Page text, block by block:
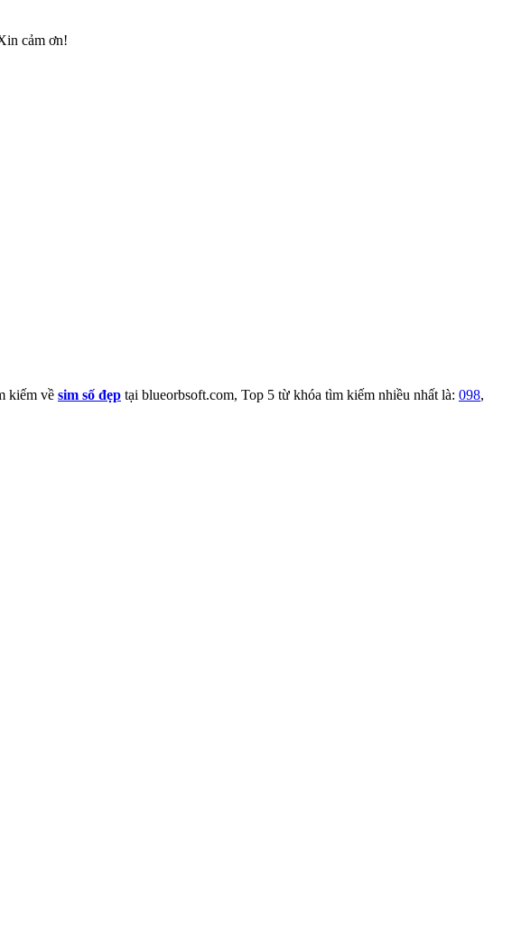
cảm ơn!
kiếm về sim số đẹp tại blueorbsoft.com, Top 5 từ khóa tìm kiếm nhiều nhất là: 098,